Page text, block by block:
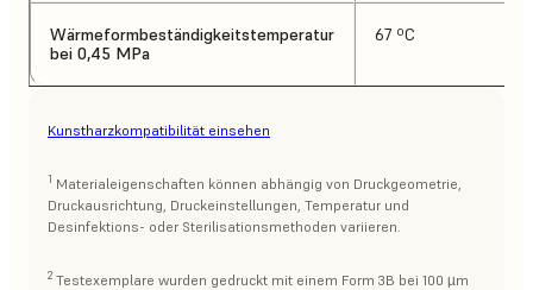
Wärmeformbeständigkeitstemperatur
bei 0,45 MPa
67 ºC
Kunstharzkompatibilität einsehen
1 Materialeigenschaften können abhängig von Druckgeometrie,
Druckausrichtung, Druckeinstellungen, Temperatur und
Desinfektions- oder Sterilisationsmethoden variieren.
2 Testexemplare wurden gedruckt mit einem Form 3B bei 100 µm